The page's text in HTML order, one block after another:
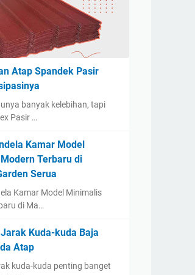
Atap Spandek Pasir
banyak kelebihan, tapi
Pasir …
Kamar Model
Terbaru di
Serua
Kamar Model Minimalis
di Ma…
Kuda-kuda Baja
Atap
kuda-kuda penting banget